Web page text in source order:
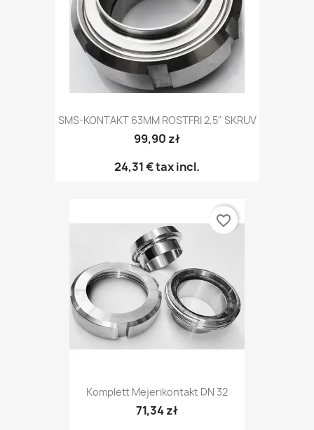
SMS-KONTAKT 63MM ROSTFRI 2,5" SKRUV
99,90 zł
24,31 €tax incl.
Komplett Mejerikontakt DN 32
71,34 zł
favorite_border